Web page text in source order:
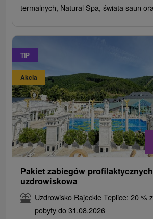
termalnych, Natural Spa, świata saun
TIP
Akcia
Pakiet zabiegów
uzdrowiskowa
Uzdrowisko Rajeckie Teplice: 20 %
pobyty do 31.08.2026